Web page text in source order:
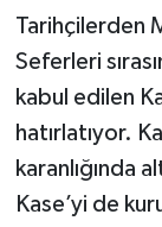
Tarihçilerden
Seferleri
kabul edilen
hatırlatıyor.
karanlığında
Kase’yi de